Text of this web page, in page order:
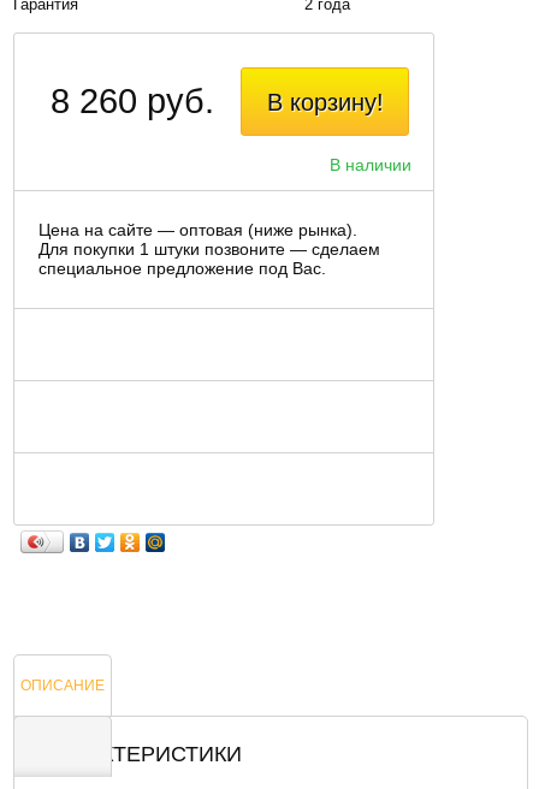
Гарантия
2 года
В корзину!
В наличии
8 260 руб.
Цена на сайте — оптовая (ниже рынка).
Для покупки 1 штуки позвоните — сделаем
специальное предложение под Вас.
ОПИСАНИЕ
ХАРАКТЕРИСТИКИ